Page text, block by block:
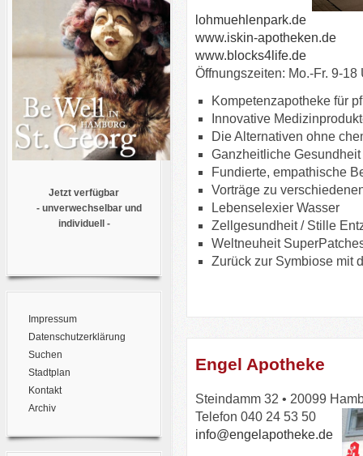
Jetzt verfügbar
- unverwechselbar und
individuell -
Impressum
Datenschutzerklärung
Suchen
Stadtplan
Kontakt
Archiv
lohmuehlenpark.de
www.iskin-apotheken.de
www.blocks4life.de
Öffnungszeiten: Mo.-Fr. 9-18
Kompetenzapotheke für
Innovative
Die Alternativen ohne
Ganzheitliche
Fundierte, empathische
Vorträge zu
Lebenselexier Wasser
Zellgesundheit / Stille
Weltneuheit
Zurück zur Symbiose mit
Engel Apotheke
Steindamm 32 • 20099
Telefon 040 24 53 50
info@engelapotheke.de